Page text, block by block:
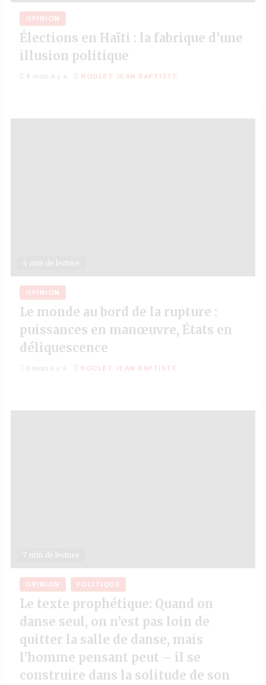
OPINION
Élections en Haïti : la fabrique d’une
illusion politique
4 mois il y a RODLET JEAN BAPTISTE
4 min de lecture
OPINION
Le monde au bord de la rupture :
puissances en manœuvre, États en
déliquescence
5 mois il y a RODLET JEAN BAPTISTE
7 min de lecture
OPINION POLITIQUE
Le texte prophétique: Quand on
danse seul, on n’est pas loin de
quitter la salle de danse, mais
l’homme pensant peut – il se
construire dans la solitude de son